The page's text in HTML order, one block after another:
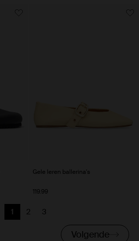
Gele leren ballerina's
119.99
Huidige pagina
1
Vorige
2
Vorige
3
Volgende